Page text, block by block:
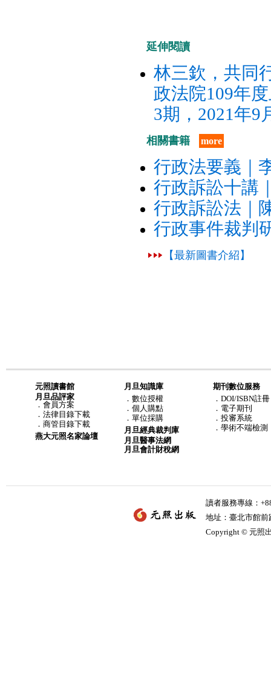
延伸閱讀
林三欽，共同
政法院109年
3期，2021年9
相關書籍 more
行政法要義｜
行政訴訟十講
行政訴訟法｜
行政事件裁判
【最新圖書介紹】
元照讀書館
月旦品評家
． 會員方案
． 法律目錄下載
． 商管目錄下載
燕大元照名家論壇
月旦知識庫
． 數位授權
． 個人購點
． 單位採購
月旦經典裁判庫
月旦醫事法網
月旦會計財稅網
期刊數位服務
．DOI/ISBN註冊
．電子期刊
．投審系統
．學術不端檢測
讀者服務專線：
地址：臺北市館
Copyright © 元照